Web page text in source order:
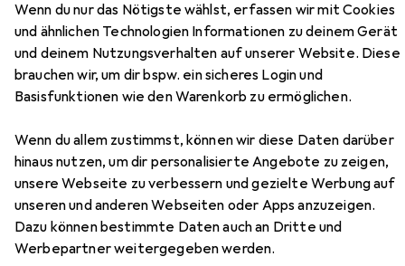
Wenn du nur das Nötigste wählst, erfassen wir mit Cookies
und ähnlichen Technologien Informationen zu deinem Gerät
und deinem Nutzungsverhalten auf unserer Website. Diese
brauchen wir, um dir bspw. ein sicheres Login und
Basisfunktionen wie den Warenkorb zu ermöglichen.
Wenn du allem zustimmst, können wir diese Daten darüber
hinaus nutzen, um dir personalisierte Angebote zu zeigen,
unsere Webseite zu verbessern und gezielte Werbung auf
unseren und anderen Webseiten oder Apps anzuzeigen.
Dazu können bestimmte Daten auch an Dritte und
Werbepartner weitergegeben werden.
EUR
391,45
Träumeland Babymatratze Airkiss
Babymatratze Airkiss
Hier findest du passendes Zubehör zum Produkt
Träumeland Babymatratze Airkiss aus der Kategorie
Fixleintuch Babybett.